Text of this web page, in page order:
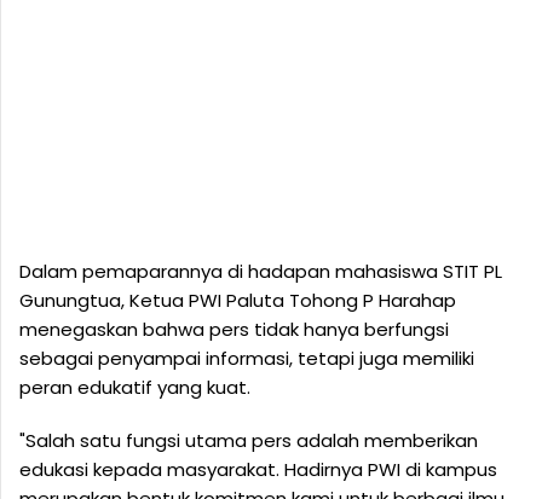
Dalam pemaparannya di hadapan mahasiswa STIT PL
Gunungtua, Ketua PWI Paluta Tohong P Harahap
menegaskan bahwa pers tidak hanya berfungsi
sebagai penyampai informasi, tetapi juga memiliki
peran edukatif yang kuat.
"Salah satu fungsi utama pers adalah memberikan
edukasi kepada masyarakat. Hadirnya PWI di kampus